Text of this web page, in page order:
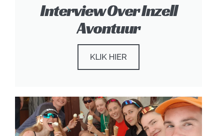
Interview Over Inzell
Avontuur
KLIK HIER